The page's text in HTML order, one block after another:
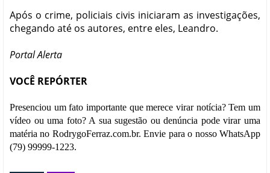
Após o crime, policiais civis iniciaram as investigações,
chegando até os autores, entre eles, Leandro.
Portal Alerta
VOCÊ REPÓRTER
Presenciou um fato importante que merece virar notícia? Tem um
vídeo ou uma foto? A sua sugestão ou denúncia pode virar uma
matéria no RodrygoFerraz.com.br. Envie para o nosso WhatsApp
(79) 99999-1223.